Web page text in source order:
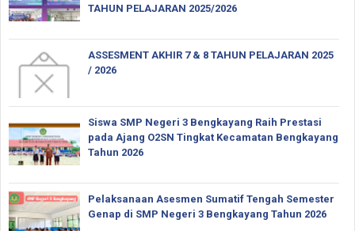
TAHUN PELAJARAN 2025/2026
ASSESMENT AKHIR 7 & 8 TAHUN PELAJARAN 2025
/ 2026
Siswa SMP Negeri 3 Bengkayang Raih Prestasi
pada Ajang O2SN Tingkat Kecamatan Bengkayang
Tahun 2026
Pelaksanaan Asesmen Sumatif Tengah Semester
Genap di SMP Negeri 3 Bengkayang Tahun 2026